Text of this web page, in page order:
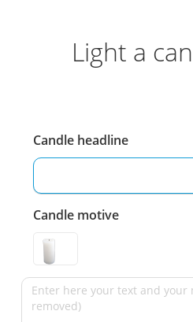
Light a
Candle headline
Candle motive